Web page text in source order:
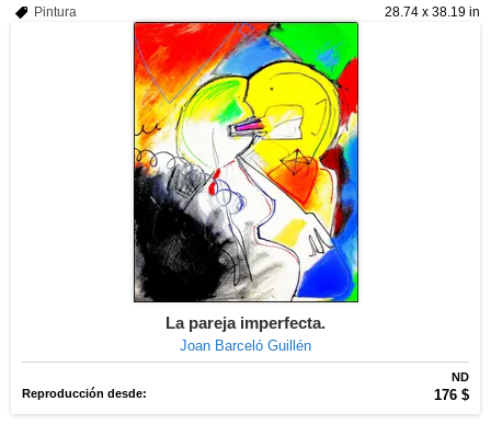
28.74 x 38.19 in
Pintura
La pareja imperfecta.
Joan Barceló Guillén
ND
Reproducción desde:
176 $